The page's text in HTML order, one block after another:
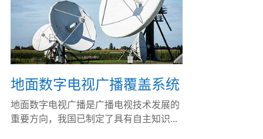
地面数字电视广播覆盖系统
地面数字电视广播是广播电视技术发展的
重要方向，我国已制定了具有自主知识...